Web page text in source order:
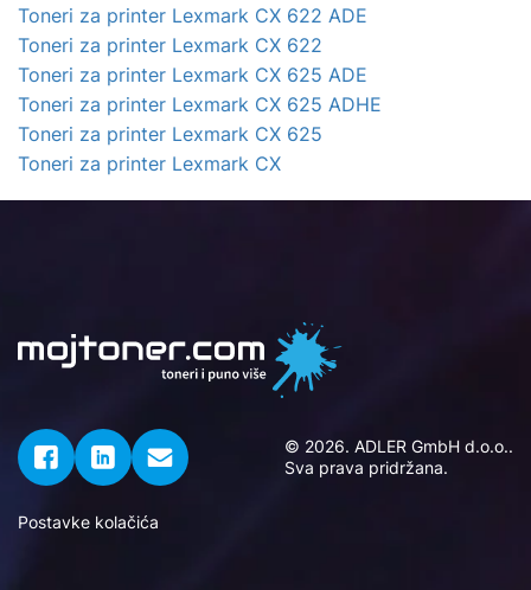
Toneri za printer Lexmark CX 622 ADE
Toneri za printer Lexmark CX 622
Toneri za printer Lexmark CX 625 ADE
Toneri za printer Lexmark CX 625 ADHE
Toneri za printer Lexmark CX 625
Toneri za printer Lexmark CX
© 2026. ADLER GmbH d.o.o..
Sva prava pridržana.
Postavke kolačića